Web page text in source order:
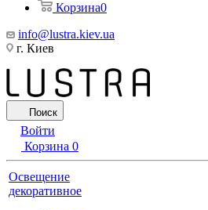
Корзина0
info@lustra.kiev.ua
г. Киев
Поиск
Войти
Корзина 0
Освещение
декоративное